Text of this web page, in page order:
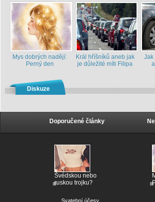
Mys dobrých nadějí:
Perný den
Král hříšníků aneb jak
je důležité míti Filipa
Jak
Diskuze
Doporučené články
Švédskou nebo
ruskou trojku?
Svatební účesy